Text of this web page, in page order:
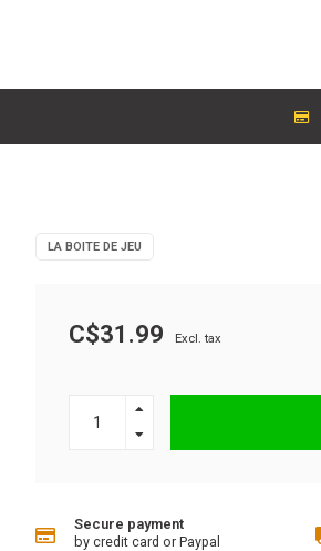
LA BOITE DE JEU
C$31.99 Excl. tax
Secure payment
by credit card or Paypal